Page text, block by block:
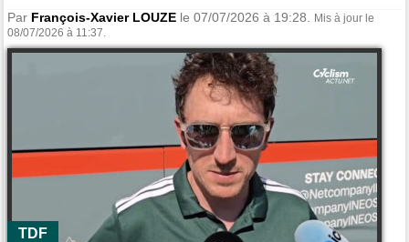
Par François-Xavier LOUZE le 07/07/2026 à 19:28.
Mis à jour le
08/07/2026 à 11:37.
TDF